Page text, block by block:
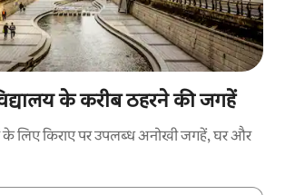
के करीब ठहरने की जगहें
के लिए किराए पर उपलब्ध अनोखी जगहें, घर और